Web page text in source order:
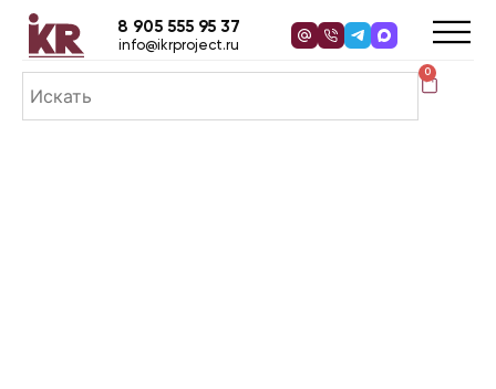
0
8 905 555 95 37
info@ikrproject.ru